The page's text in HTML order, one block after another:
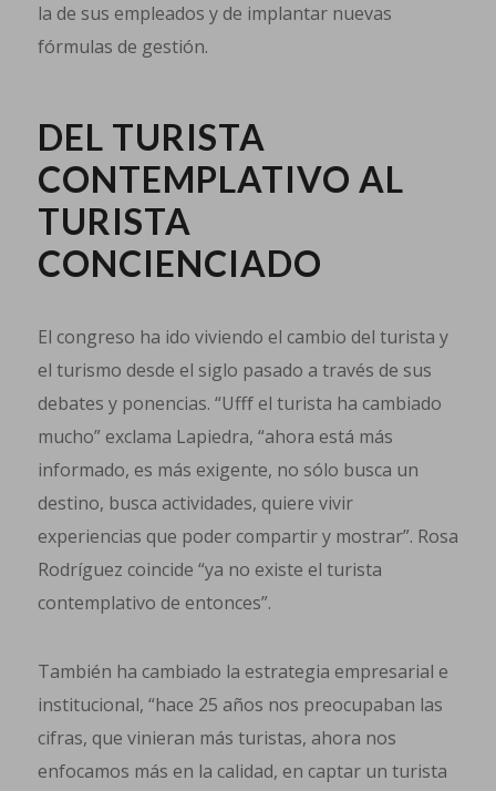
la de sus empleados y de implantar nuevas
fórmulas de gestión.
DEL TURISTA
CONTEMPLATIVO AL
TURISTA
CONCIENCIADO
El congreso ha ido viviendo el cambio del turista y
el turismo desde el siglo pasado a través de sus
debates y ponencias. “Ufff el turista ha cambiado
mucho” exclama Lapiedra, “ahora está más
informado, es más exigente, no sólo busca un
destino, busca actividades, quiere vivir
experiencias que poder compartir y mostrar”. Rosa
Rodríguez coincide “ya no existe el turista
contemplativo de entonces”.
También ha cambiado la estrategia empresarial e
institucional, “hace 25 años nos preocupaban las
cifras, que vinieran más turistas, ahora nos
enfocamos más en la calidad, en captar un turista